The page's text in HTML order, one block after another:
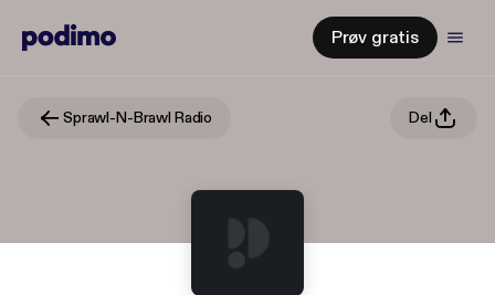
Prøv gratis
Sprawl-N-Brawl Radio Del